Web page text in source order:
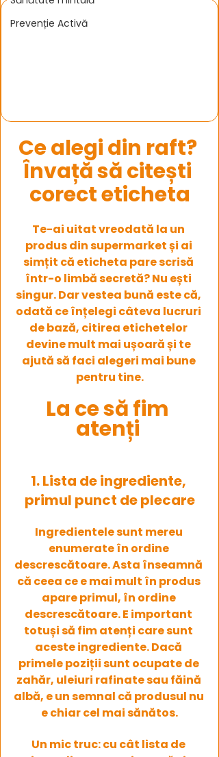
Prevenție Activă
Ce alegi din raft?
Învață să citești
corect eticheta
Te-ai uitat vreodată la un
produs din supermarket și ai
simțit că eticheta pare scrisă
într-o limbă secretă? Nu ești
singur. Dar vestea bună este că,
odată ce înțelegi câteva lucruri
de bază, citirea etichetelor
devine mult mai ușoară și te
ajută să faci alegeri mai bune
pentru tine.
La ce să fim
atenți
1. Lista de ingrediente,
primul punct de plecare
Ingredientele sunt mereu
enumerate în ordine
descrescătoare. Asta înseamnă
că ceea ce e mai mult în produs
apare primul, în ordine
descrescătoare. E important
totuși să fim atenți care sunt
aceste ingrediente. Dacă
primele poziții sunt ocupate de
zahăr, uleiuri rafinate sau făină
albă, e un semnal că produsul nu
e chiar cel mai sănătos.
Un mic truc: cu cât lista de